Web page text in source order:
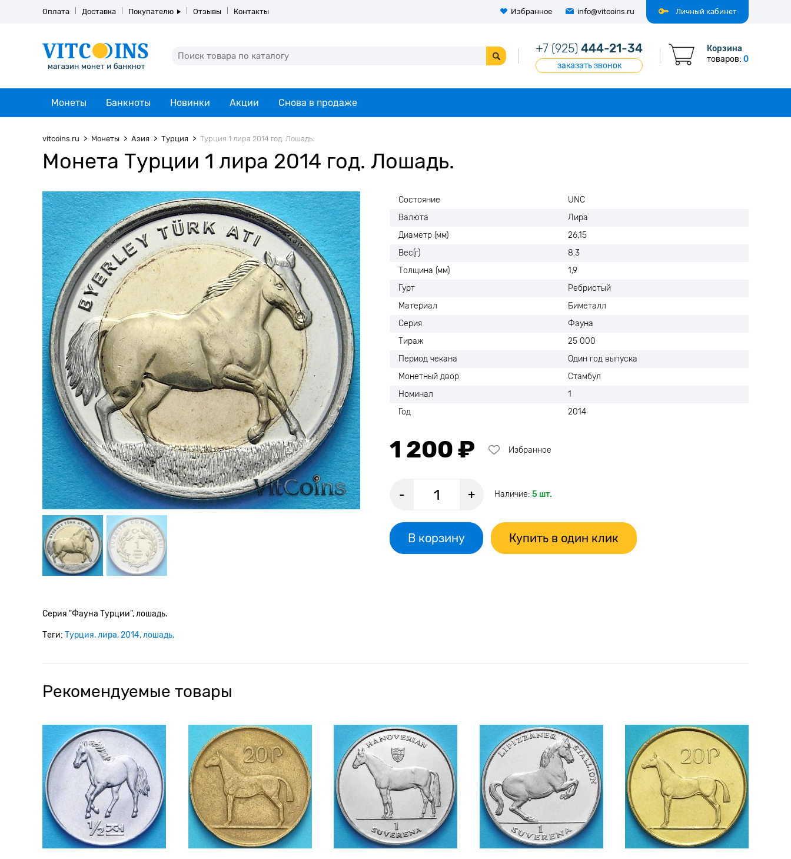
Личный кабинет
Оплата Доставка Покупателю Отзывы Контакты Избранное info@vitcoins.ru
+7 (925) 444-21-34
заказать звонок
Корзина
товаров: 0
Монеты Банкноты Новинки Акции Снова в продаже
vitcoins.ru Монеты Азия Турция Турция 1 лира 2014 год. Лошадь.
Монета Турции 1 лира 2014 год. Лошадь.
Состояние
UNC
Валюта
Лира
Диаметр (мм)
26,15
Вес(г)
8.3
Толщина (мм)
1,9
Гурт
Ребристый
Материал
Биметалл
Серия
Фауна
Тираж
25 000
Период чекана
Один год выпуска
Монетный двор
Стамбул
Номинал
1
Год
2014
1 200 ₽ Избранное
- + Наличие: 5 шт.
В корзину Купить в один клик
Серия "Фауна Турции", лошадь.
Теги: Турция лира 2014 лошадь
Рекомендуемые товары